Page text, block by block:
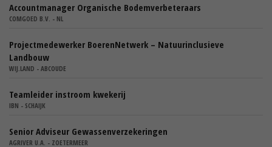
Accountmanager Organische Bodemverbeteraars
COMGOED B.V. - NL
Projectmedewerker BoerenNetwerk – Natuurinclusieve
Landbouw
WIJ.LAND - ABCOUDE
Teamleider instroom kwekerij
IBN - SCHAIJK
Senior Adviseur Gewassenverzekeringen
AGRIVER U.A. - ZOETERMEER